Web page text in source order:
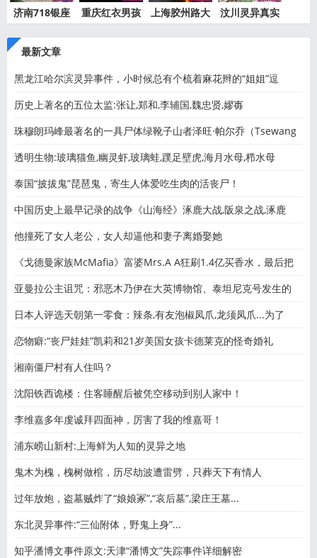
济南718银座
重庆红衣男孩
上海胶州路大
汶川灵异真实
最新文章
黑龙江哈尔滨灵异事件，小时候总有个梳着麻花辫的“姐姐”逗
历史上著名的五位太监:张让,郑和,李辅国,魏忠贤,嫪毐
珠穆朗玛峰最著名的一具尸体绿靴子山者泽旺·帕尔乔（Tsewang
透明生物:玻璃猫鱼,幽灵虾,玻璃蛙,蹼足壁虎,海月水母,栉水母
泰国“披拔鬼”琵琶鬼，寄生人体爱吃生肉的活丧尸！
中国历史上最早记录的战争《山海经》涿鹿大战,阪泉之战,涿鹿
他撞死了女人老公，女人却逼他和妻子离婚娶她
《戈德曼家族McMafia》富婆Mrs.A A狂刷1.4亿买香水，最后把
老公刷
亚曼拉公主诅咒：邪恶木乃伊在大英博物馆、泰坦尼克号发生的
日本人评选天朝第一零食：辣条,有友泡椒凤爪,龙须凤爪...为了
恋物癖:“丧尸娃娃”凯莉和21岁美国女孩卡德莱克的怪奇婚礼
湘南僵尸村有人住吗？
沈阳铁西诡楼：住客睡醒后被凭空移动到别人家中！
李维嘉多年虔诚拜四面神，厉害了我的维嘉哥！
浦东崂山新村:上海鲜为人知的灵异之地
鬼木为槐，槐树做棺，历尽劫波遭雷劈，只葬天下有情人
过年放炮，盗墓贼炸了“娘娘冢”,“哀后墓”,梁庄王墓...
东北灵异事件:“三仙附体，野鬼上身”...
知乎潘博文事件原文:天津“潘博文”失踪事件详细解密